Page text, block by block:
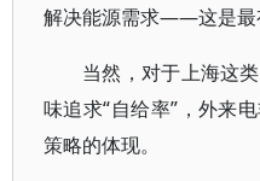
解决能源需求——这是最
当然，对于上海这
味追求“自给率”，外来
策略的体现。